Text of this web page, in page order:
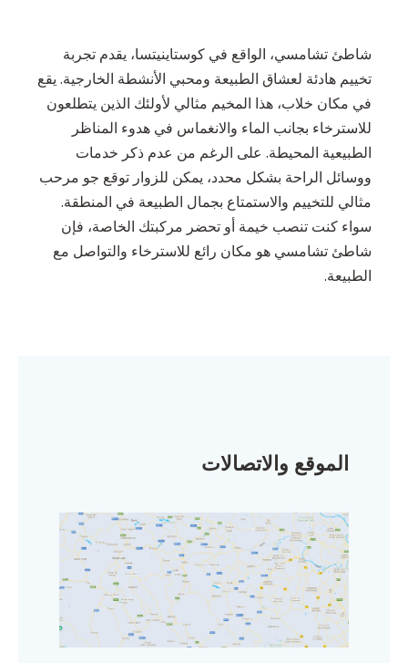
شاطئ تشامسي، الواقع في كوستاينيتسا، يقدم تجربة
تخييم هادئة لعشاق الطبيعة ومحبي الأنشطة الخارجية. يقع
في مكان خلاب، هذا المخيم مثالي لأولئك الذين يتطلعون
للاسترخاء بجانب الماء والانغماس في هدوء المناظر
الطبيعية المحيطة. على الرغم من عدم ذكر خدمات
ووسائل الراحة بشكل محدد، يمكن للزوار توقع جو مرحب
مثالي للتخييم والاستمتاع بجمال الطبيعة في المنطقة.
سواء كنت تنصب خيمة أو تحضر مركبتك الخاصة، فإن
شاطئ تشامسي هو مكان رائع للاسترخاء والتواصل مع
الطبيعة.
الموقع والاتصالات